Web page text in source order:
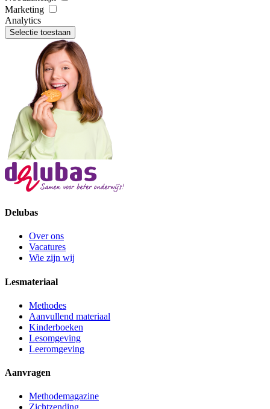
Marketing
Analytics
Selectie toestaan
Delubas
Over ons
Vacatures
Wie zijn wij
Lesmateriaal
Methodes
Aanvullend materiaal
Kinderboeken
Lesomgeving
Leeromgeving
Aanvragen
Methodemagazine